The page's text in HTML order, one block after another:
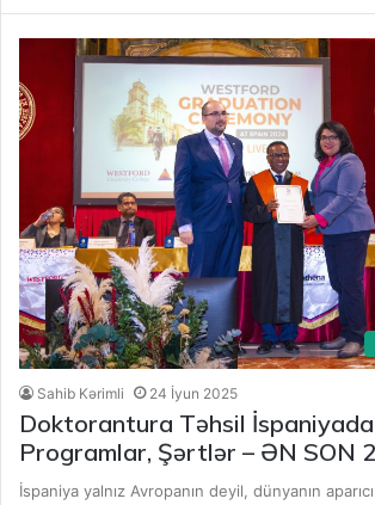
Sahib Kərimli 24 İyun 2025
Doktorantura Təhsil İspaniyada
Programlar, Şərtlər – ƏN SON
İspaniya yalnız Avropanın deyil, dünyanın